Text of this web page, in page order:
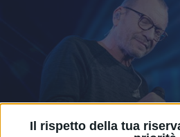
Il rispetto della tua